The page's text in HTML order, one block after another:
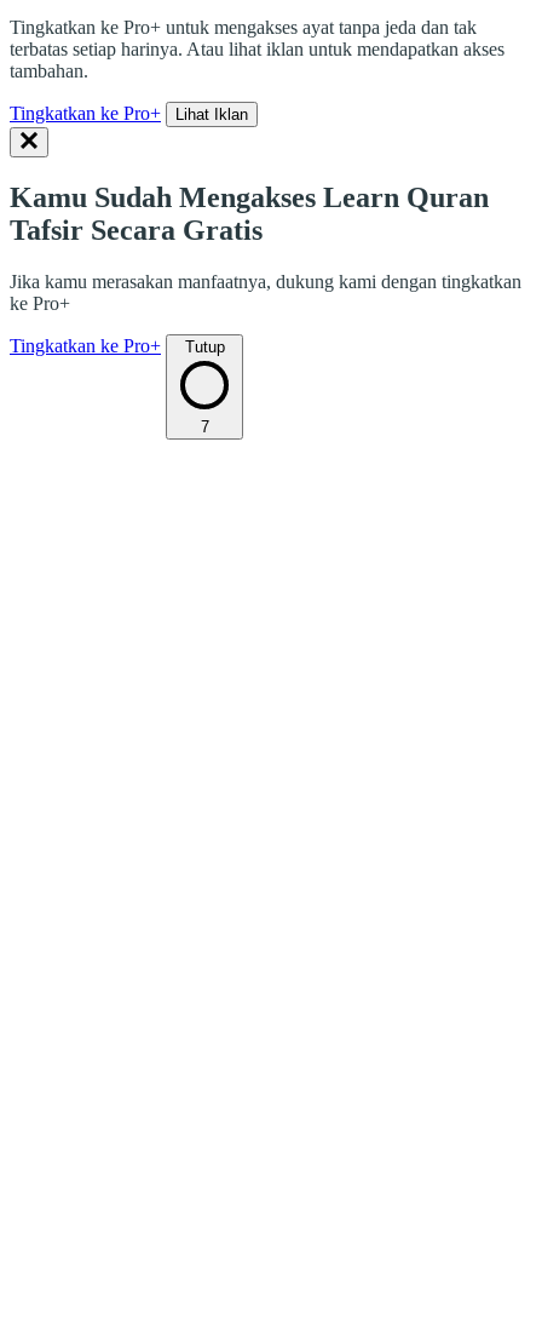
Tingkatkan ke Pro+ untuk mengakses ayat tanpa jeda dan tak
terbatas setiap harinya. Atau lihat iklan untuk mendapatkan akses
tambahan.
Tingkatkan ke Pro+ Lihat Iklan
Kamu Sudah Mengakses Learn Quran
Tafsir Secara Gratis
Jika kamu merasakan manfaatnya, dukung kami dengan tingkatkan
ke Pro+
Tingkatkan ke Pro+ Tutup
7